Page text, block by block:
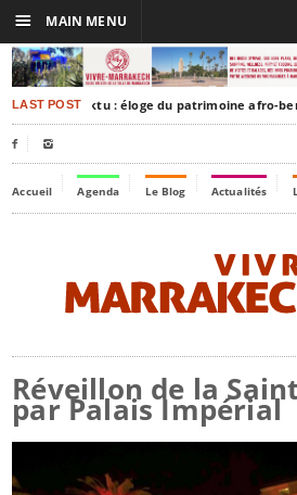
LAST POST
Timbuktu : éloge du patrimoine afro-
 
Accueil Agenda Le Blog Actualités
Réveillon de la
par Palais Impérial
☰ MAIN MENU